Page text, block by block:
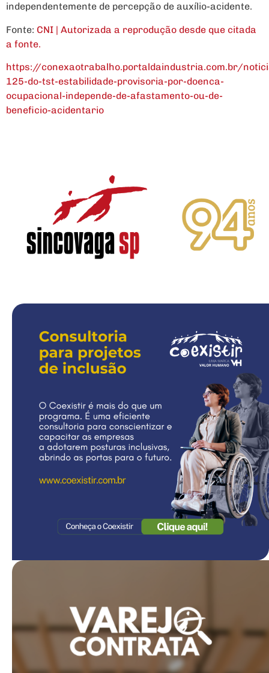
independentemente de percepção de auxílio-acidente.
Fonte: CNI | Autorizada a reprodução desde que citada
a fonte.
https://conexaotrabalho.portaldaindustria.com.br/
125-do-tst-estabilidade-provisoria-por-doenca-
ocupacional-independe-de-afastamento-ou-de-
beneficio-acidentario